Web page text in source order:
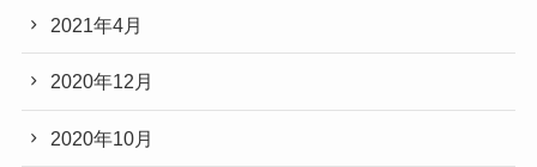
2021年4月
2020年12月
2020年10月